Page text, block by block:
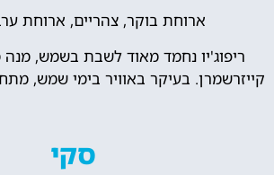
ארוחת בוקר, צהריים, ארוחת
ריפוג'יו נחמד מאוד לשבת בשמש,
קייזרשמרן. בעיקר באוויר בימי שמש,
סקי